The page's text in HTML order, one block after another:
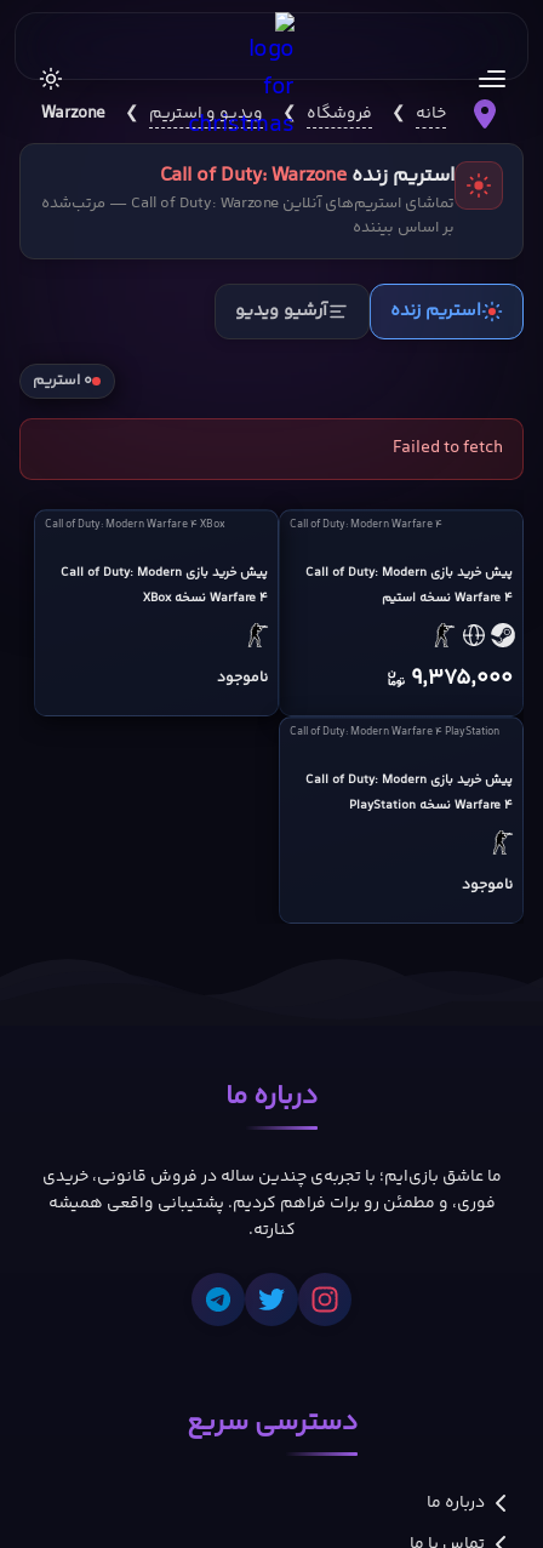
خانه ❯ فروشگاه ❯ ویدیو و استریم ❯
Warzone
استریم زندهCall of Duty: Warzone
تماشای استریم‌های آنلاین Call of Duty: Warzone — مرتب‌شده
بر اساس بیننده
استریم زنده آرشیو ویدیو
۰ استریم
Failed to fetch
Call
Duty:
Modern
Warfare
cover
Call of Duty: Modern Warfare 4
پیش خرید بازی Call of Duty: Modern
Warfare 4 نسخه استیم
9,375,000
Call
Duty:
Modern
Warfare
XBox
cover
Call of Duty: Modern Warfare 4 XBox
پیش خرید بازی Call of Duty: Modern
Warfare 4 نسخه XBox
ناموجود
Call
Duty:
Modern
Warfare
PlayStation
cover
Call of Duty: Modern Warfare 4 PlayStation
پیش خرید بازی Call of Duty: Modern
Warfare 4 نسخه PlayStation
ناموجود
درباره ما
ما عاشق بازی‌ایم؛ با تجربه‌ی چندین ساله در فروش قانونی، خریدی
فوری، و مطمئن رو برات فراهم کردیم. پشتیبانی واقعی همیشه
کنارته.
دسترسی سریع
درباره ما